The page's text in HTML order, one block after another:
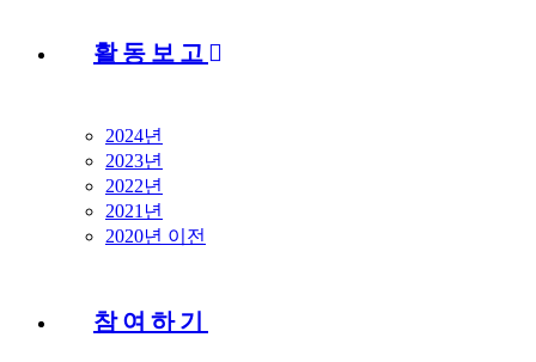
활동보고
2024년
2023년
2022년
2021년
2020년 이전
참여하기